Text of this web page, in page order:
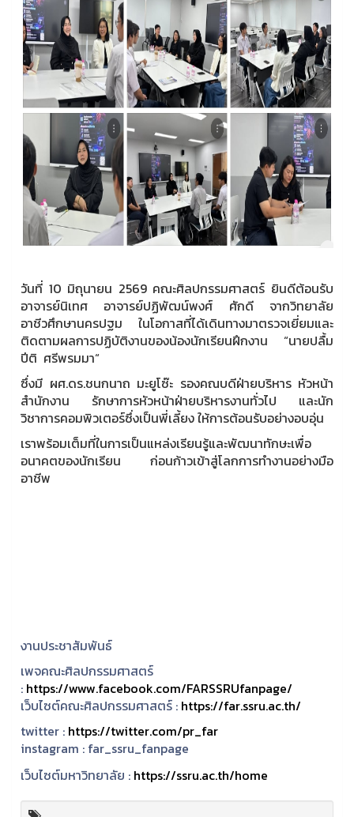
วันที่ 10 มิถุนายน 2569 คณะศิลปกรรมศาสตร์ ยินดีต้อนรับ
อาจารย์นิเทศ อาจารย์ปฏิพัฒน์พงศ์ ศักดี จากวิทยาลัย
อาชีวศึกษานครปฐม ในโอกาสที่ได้เดินทางมาตรวจเยี่ยมและ
ติดตามผลการปฏิบัติงานของน้องนักเรียนฝึกงาน “นายปลื้ม
ปีติ ศรีพรมมา“
ซึ่งมี ผศ.ดร.ชนกนาถ มะยูโซ๊ะ รองคณบดีฝ่ายบริหาร หัวหน้า
สำนักงาน รักษาการหัวหน้าฝ่ายบริหารงานทั่วไป และนัก
วิชาการคอมพิวเตอร์ซึ่งเป็นพี่เลี้ยง ให้การต้อนรับอย่างอบอุ่น
เราพร้อมเต็มที่ในการเป็นแหล่งเรียนรู้และพัฒนาทักษะเพื่อ
อนาคตของนักเรียน ก่อนก้าวเข้าสู่โลกการทำงานอย่างมือ
อาชีพ
งานประชาสัมพันธ์
เพจคณะศิลปกรรมศาสตร์
: https://www.facebook.com/FARSSRUfanpage/
เว็บไซต์คณะศิลปกรรมศาสตร์ : https://far.ssru.ac.th/
twitter : https://twitter.com/pr_far
instagram : far_ssru_fanpage
เว็บไซต์มหาวิทยาลัย : https://ssru.ac.th/home